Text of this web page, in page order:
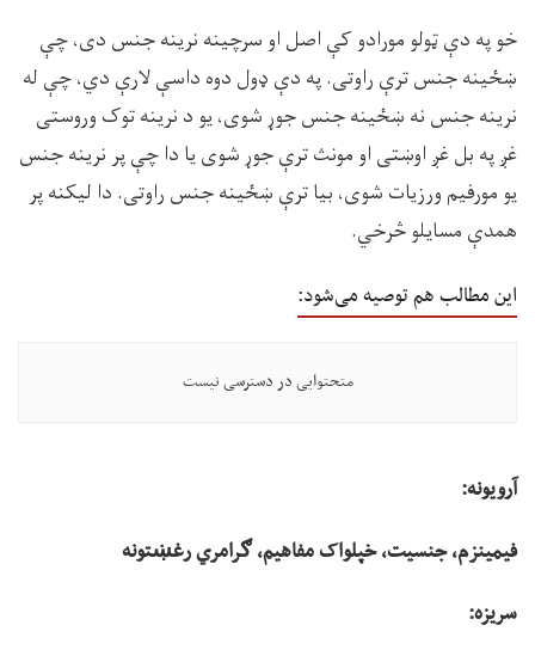
خو په دې ټولو مورادو کې اصل او سرچينه نرينه جنس دى، چې
ښځينه جنس ترې راوتى. په دې ډول دوه داسې لارې دي، چې له
نرينه جنس نه ښځينه جنس جوړ شوى، يو د نرينه توک وروستى
غږ په بل غږ اوښتى او مونث ترې جوړ شوى يا دا چې پر نرينه جنس
يو مورفيم ورزيات شوى، بيا ترې ښځينه جنس راوتى. دا ليکنه پر
همدې مسايلو څرخي.
این مطالب هم توصیه می‌شود:
متحتوایی در دسترسی نیست
آرويونه:
فيمينزم، جنسيت، خپلواک مفاهيم، ګرامري رغښتونه
سريزه: